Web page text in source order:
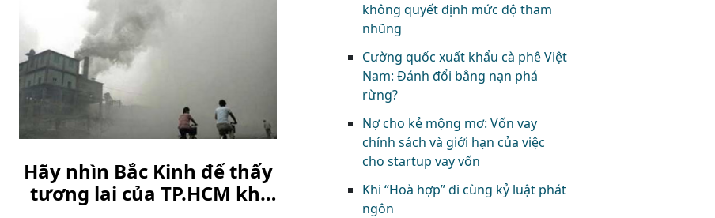
Hãy nhìn Bắc Kinh để thấy
tương lai của TP.HCM khi
không quyết định mức độ tham
nhũng
Cường quốc xuất khẩu cà phê Việt
Nam: Đánh đổi bằng nạn phá
rừng?
Nợ cho kẻ mộng mơ: Vốn vay
chính sách và giới hạn của việc
cho startup vay vốn
Khi “Hoà hợp” đi cùng kỷ luật phát
ngôn